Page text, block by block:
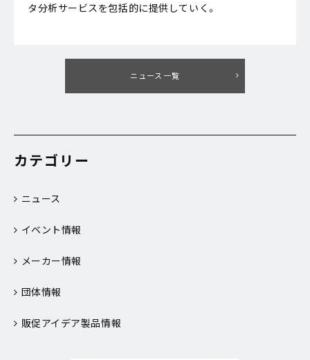
タ分析サービスを包括的に提供していく。
ニュース一覧
カテゴリー
ニュース
イベント情報
メーカー情報
団体情報
販促アイデア製品情報